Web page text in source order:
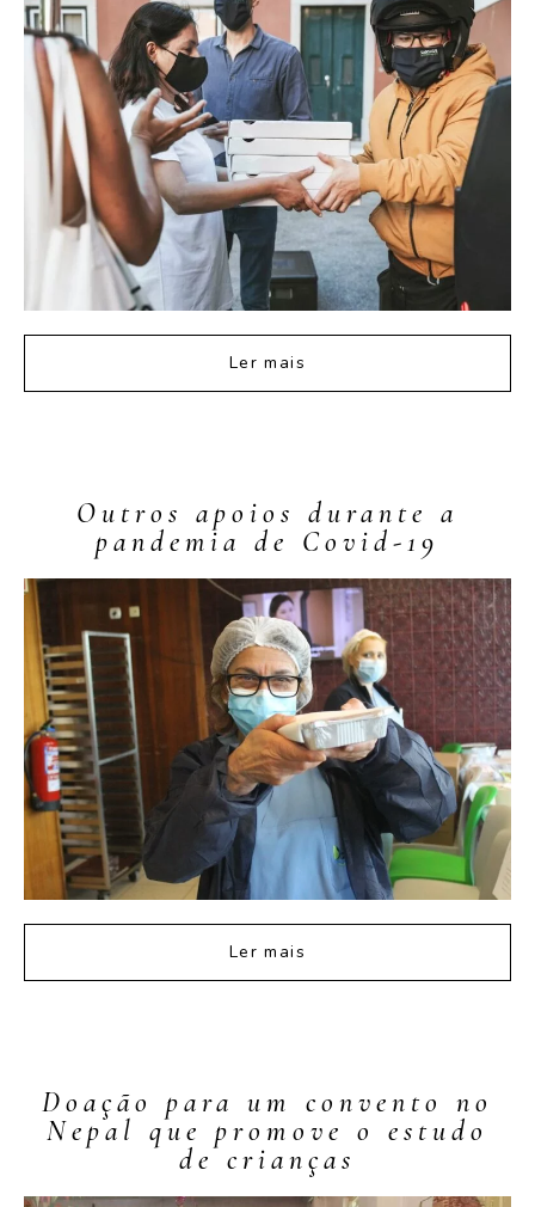
Ler mais
Outros apoios durante a
pandemia de Covid-19
Ler mais
Doação para um convento no
Nepal que promove o estudo
de crianças